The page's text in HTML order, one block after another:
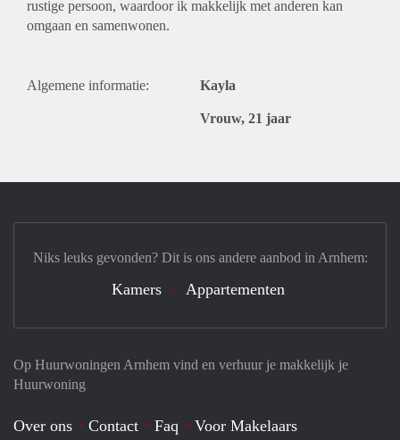
rustige persoon, waardoor ik makkelijk met anderen kan
omgaan en samenwonen.
Algemene informatie: Kayla
Vrouw, 21 jaar
Op Huurwoningen Arnhem vind en verhuur je makkelijk je
Huurwoning
Over ons Contact Faq
Voor Makelaars
Niks leuks gevonden? Dit is ons andere aanbod in Arnhem:
Kamers Appartementen